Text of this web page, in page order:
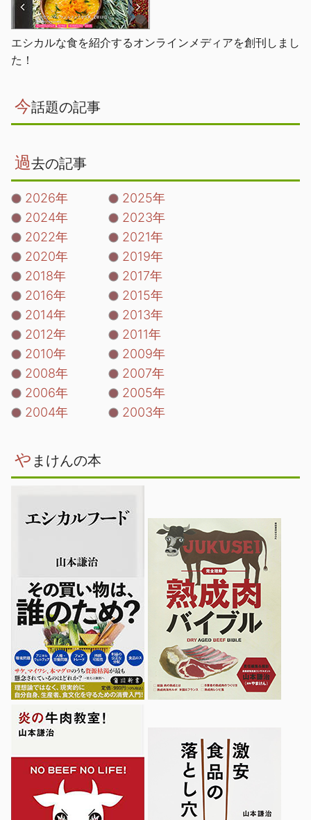
エシカルな食を紹介するオンラインメディアを創刊しまし
た！
今話題の記事
過去の記事
2026年
2025年
2024年
2023年
2022年
2021年
2020年
2019年
2018年
2017年
2016年
2015年
2014年
2013年
2012年
2011年
2010年
2009年
2008年
2007年
2006年
2005年
2004年
2003年
や まけんの本